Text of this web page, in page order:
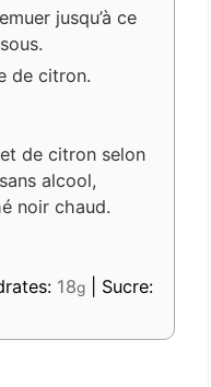
jusqu’à ce
de citron.
de citron selon
alcool,
noir chaud.
18g
Sucre: